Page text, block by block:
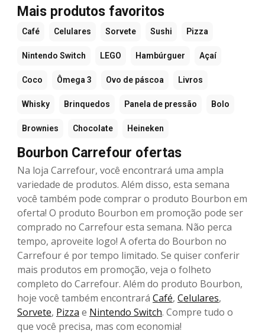
Mais produtos favoritos
Café Celulares Sorvete Sushi Pizza
Nintendo Switch LEGO Hambúrguer Açaí
Coco Ômega 3 Ovo de páscoa Livros
Whisky Brinquedos Panela de pressão Bolo
Brownies Chocolate Heineken
Bourbon Carrefour ofertas
Na loja Carrefour, você encontrará uma ampla
variedade de produtos. Além disso, esta semana
você também pode comprar o produto Bourbon em
oferta! O produto Bourbon em promoção pode ser
comprado no Carrefour esta semana. Não perca
tempo, aproveite logo! A oferta do Bourbon no
Carrefour é por tempo limitado. Se quiser conferir
mais produtos em promoção, veja o folheto
completo do Carrefour. Além do produto Bourbon,
hoje você também encontrará Café, Celulares,
Sorvete, Pizza e Nintendo Switch. Compre tudo o
que você precisa, mas com economia!